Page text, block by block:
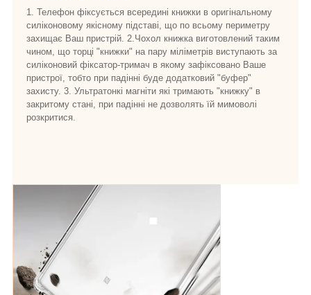
1. Телефон фіксується всередині книжки в оригінальному
силіконовому якісному підставі, що по всьому периметру
захищає Ваш пристрій. 2.Чохол книжка виготовлений таким
чином, що торці "книжки" на пару міліметрів виступають за
силіконовий фіксатор-тримач в якому зафіксовано Ваше
пристрої, тобто при падінні буде додатковий "буфер"
захисту. 3. Ультратонкі магніти які тримають "книжку" в
закритому стані, при падінні не дозволять їй мимоволі
розкритися.